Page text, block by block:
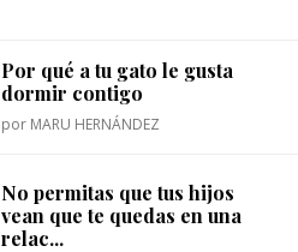
Por qué a tu gato le gusta
dormir contigo
por MARU HERNÁNDEZ
No permitas que tus hijos
vean que te quedas en una
relac...